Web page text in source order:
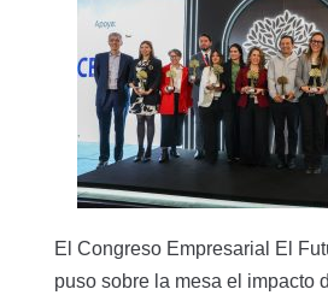
El Congreso Empresarial El
puso sobre la mesa el impacto